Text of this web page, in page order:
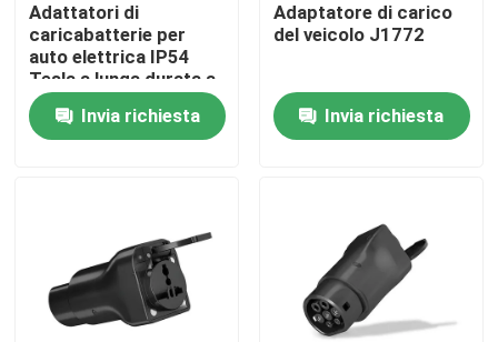
Richiedere un preventivo
Soluzioni del caricatore di EV
Caricatori portatili di EV
caricatori del ev del wallbox
Adattatori di
caricabatterie per
auto elettrica IP54
Tesla a lunga durata a
J1772
Invia richiesta
Adaptatore di carico
del veicolo J1772
Invia richiesta